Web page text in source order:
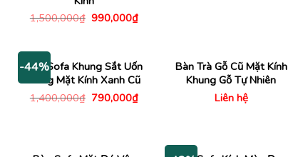
1,500,000₫ Giá
990,000₫Giá
-44%
Bàn Sofa Khung Sắt Uốn
Cong Mặt Kính Xanh Cũ
1,400,000₫ Giá
790,000₫Giá
Bàn Trà Gỗ Cũ Mặt Kính
Khung Gỗ Tự Nhiên
Liên hệ